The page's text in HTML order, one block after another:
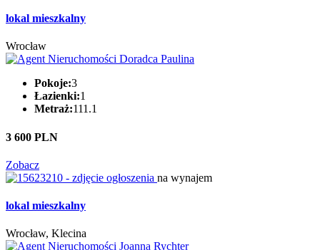
lokal mieszkalny
Wrocław
Pokoje:3
Łazienki:1
Metraż:111.1
3 600 PLN
Zobacz
na wynajem
lokal mieszkalny
Wrocław, Klecina